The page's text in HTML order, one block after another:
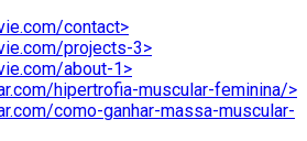
contact>
projects-3>
about-1>
hipertrofia-muscular-feminina/>
como-ganhar-massa-muscular-